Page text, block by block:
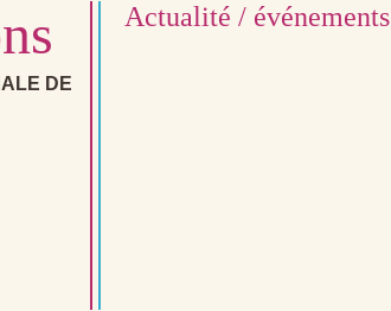
DE
Actualité / événements